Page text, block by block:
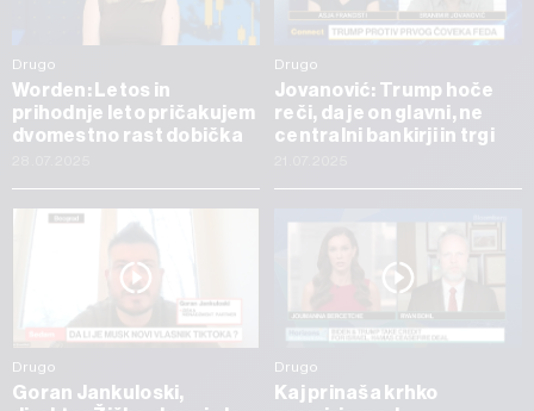
Drugo
Worden: Letos in
prihodnje leto pričakujem
dvomestno rast dobička
Drugo
Jovanović: Trump hoče
reči, da je on glavni, ne
centralni bankirji in trgi
Drugo
Goran Jankuloski,
Drugo
Kaj prinaša krhko